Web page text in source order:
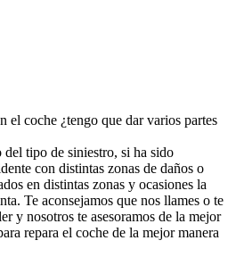
el coche ¿tengo que dar varios partes
tipo de siniestro, si ha sido
con distintas zonas de daños o
en distintas zonas y ocasiones la
Te aconsejamos que nos llames o te
y nosotros te asesoramos de la mejor
repara el coche de la mejor manera